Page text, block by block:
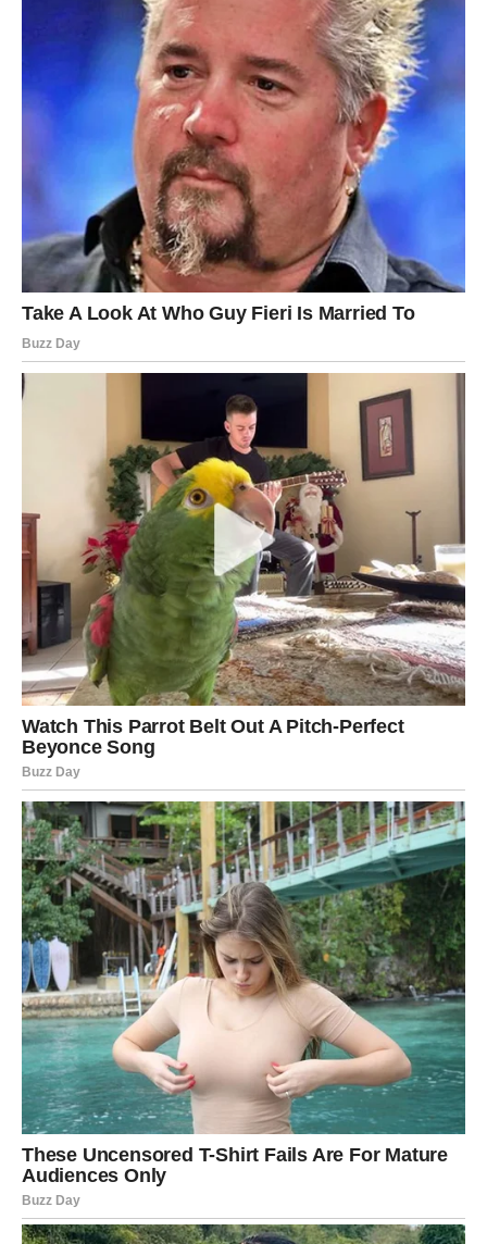
Kako utiče na vas?
Dobijate dodatnu motivaciju za naredne korake.
VODOLIJA
Vijest koja dolazi
Neočekivana informacija otvara vrata novoj mogućnosti.
Kako utiče na vas?
Počinjete razmišljati o promjeni koju ranije niste planirali.
Vijest koja dolazi
Ribe su znak kojem zvijezde donose vijest koja najviše
iznenađuje. Već neko vrijeme osjećate da se nešto
sprema, ali ne možete pretpostaviti iz kojeg pravca
dolazi.
Moguće je saznanje vezano za ljubav, posao ili jednu
želju koju ste gotovo prestali očekivati. Ono što vas
ostavlja bez daha jeste činjenica da dolazi mnogo brže
nego što ste mislili. U jednom trenutku mogli biste
shvatiti da se budućnost koju ste zamišljali potpuno
mijenja – i to na mnogo ljepši način.
Kako utiče na vas?
Otvaraju se vrata novog poglavlja koje donosi više sreće,
optimizma i prilika nego prethodni period.
Pred mnogim znakovima nalaze se vijesti koje donose
promjene, odgovore i potpuno nove pravce. Ono što
danas djeluje kao obična informacija sutra bi moglo
postati početak nečeg veoma važnog.
Posebno se izdvajaju
najvažnija saznanja, najveća iznenađenja i promjene koje